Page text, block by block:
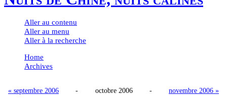
Aller au contenu
Aller au menu
Aller à la recherche
Home
Archives
« septembre 2006 - octobre 2006 - novembre 2006 »